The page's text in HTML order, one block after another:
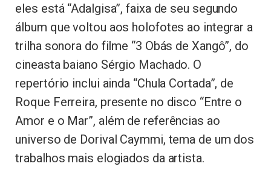
eles está “Adalgisa”, faixa de seu segundo
álbum que voltou aos holofotes ao integrar a
trilha sonora do filme “3 Obás de Xangô”, do
cineasta baiano Sérgio Machado. O
repertório inclui ainda “Chula Cortada”, de
Roque Ferreira, presente no disco “Entre o
Amor e o Mar”, além de referências ao
universo de Dorival Caymmi, tema de um dos
trabalhos mais elogiados da artista.